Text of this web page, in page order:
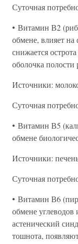
Суточная
• Витамин В2
обмене, влияет
снижается
оболочка полости
Источники:
Суточная
• Витамин В5
обмене
Источники:
Суточная
• Витамин В6
обмене
астенический
тошнота,